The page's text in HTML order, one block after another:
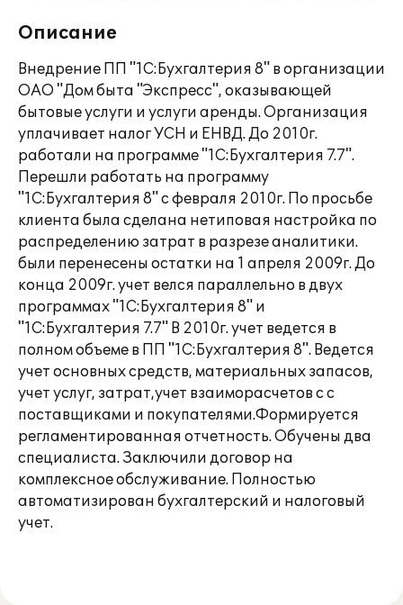
Описание
Внедрение ПП "1С:Бухгалтерия 8" в организации
ОАО "Дом быта "Экспресс", оказывающей
бытовые услуги и услуги аренды. Организация
уплачивает налог УСН и ЕНВД. До 2010г.
работали на программе "1С:Бухгалтерия 7.7".
Перешли работать на программу
"1С:Бухгалтерия 8" с февраля 2010г. По просьбе
клиента была сделана нетиповая настройка по
распределению затрат в разрезе аналитики.
были перенесены остатки на 1 апреля 2009г. До
конца 2009г. учет велся параллельно в двух
программах "1С:Бухгалтерия 8" и
"1С:Бухгалтерия 7.7" В 2010г. учет ведется в
полном объеме в ПП "1С:Бухгалтерия 8". Ведется
учет основных средств, материальных запасов,
учет услуг, затрат,учет взаиморасчетов с с
поставщиками и покупателями.Формируется
регламентированная отчетность. Обучены два
специалиста. Заключили договор на
комплексное обслуживание. Полностью
автоматизирован бухгалтерский и налоговый
учет.